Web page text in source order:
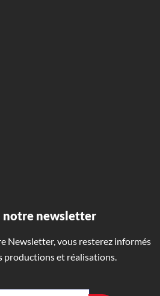
notre newsletter
Newsletter, vous resterez informés
productions et réalisations.